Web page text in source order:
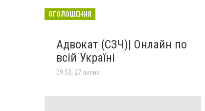
ОГОЛОШЕННЯ
Адвокат (СЗЧ)| Онлайн по
всій Україні
09:53, 27 липня